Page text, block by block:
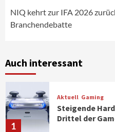
NIQ kehrt zur IFA 2026
Branchendebatte
Auch interessant
6
7
Klimageräte
1
Aktuell Gaming
Steigende
Drittel der